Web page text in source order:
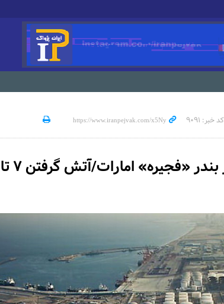
کد خبر: 9091